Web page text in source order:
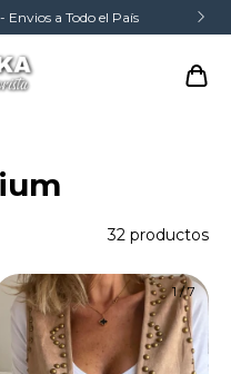
a Todo el País
32 productos
1/7